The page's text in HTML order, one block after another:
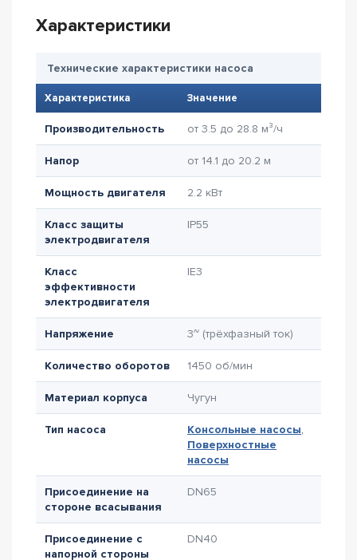
Характеристики
Технические характеристики насоса
Характеристика Значение
Производительность от 3.5 до 28.8 м³/ч
Напор от 14.1 до 20.2 м
Мощность двигателя 2.2 кВт
Класс защиты
электродвигателя
IP55
Класс
эффективности
электродвигателя
IE3
Напряжение 3~ (трёхфазный ток)
Количество оборотов 1450 об/мин
Материал корпуса Чугун
Тип насоса Консольные насосы,
Поверхностные
насосы
Присоединение на
стороне всасывания
DN65
Присоединение с
напорной стороны
DN40